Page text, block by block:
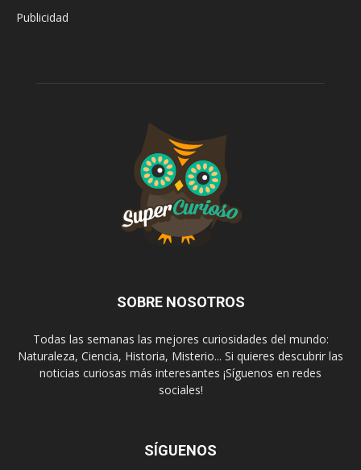
Publicidad
SOBRE NOSOTROS
Todas las semanas las mejores curiosidades del mundo:
Naturaleza, Ciencia, Historia, Misterio... Si quieres descubrir las
noticias curiosas más interesantes ¡Síguenos en redes
sociales!
SÍGUENOS